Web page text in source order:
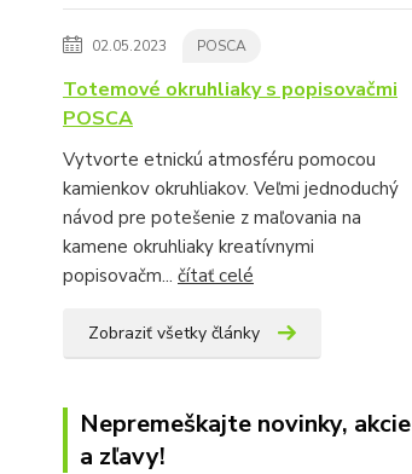
02.05.2023 POSCA
Totemové okruhliaky s popisovačmi
POSCA
Vytvorte etnickú atmosféru pomocou
kamienkov okruhliakov. Veľmi jednoduchý
návod pre potešenie z maľovania na
kamene okruhliaky kreatívnymi
popisovačm... čítať celé
Zobraziť všetky články
Nepremeškajte novinky, akcie
a zľavy!